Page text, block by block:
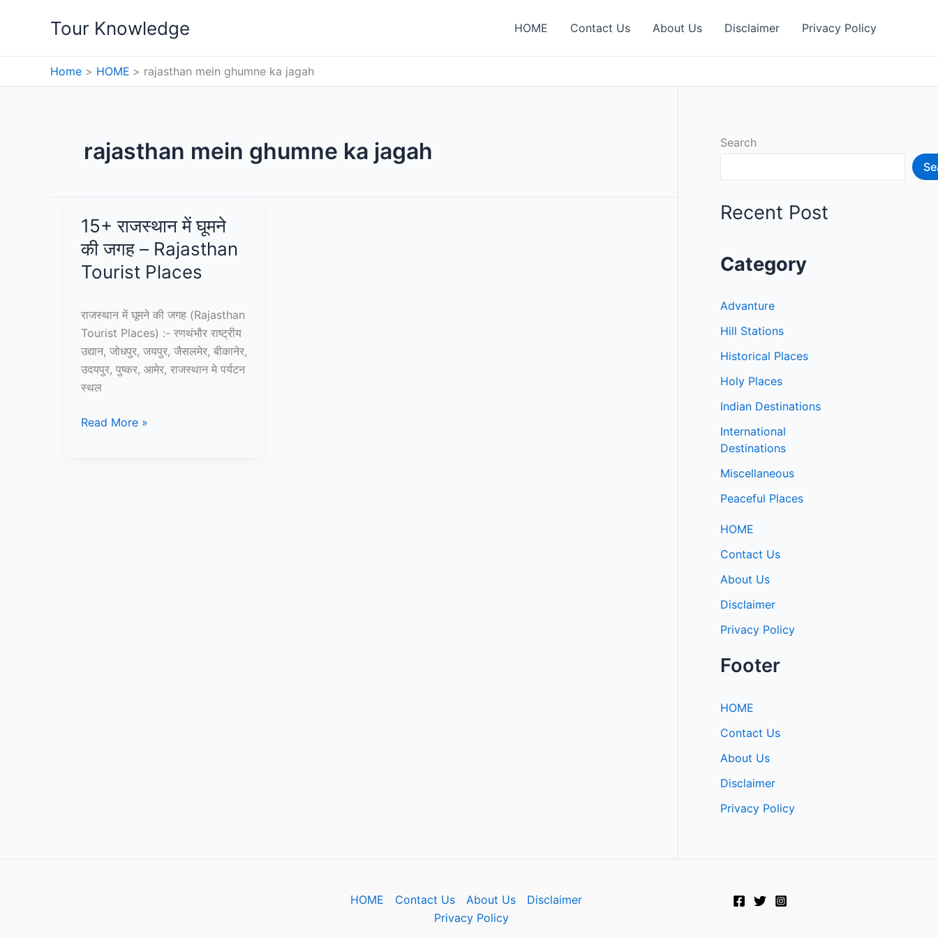
Tour Knowledge HOME Contact Us About Us Disclaimer Privacy Policy
Home HOME rajasthan mein ghumne ka jagah
rajasthan mein ghumne ka jagah
15+ राजस्थान में घूमने
की जगह – Rajasthan
Tourist Places
राजस्थान में घूमने की जगह (Rajasthan
Tourist Places) :- रणथंभौर राष्ट्रीय
उद्यान, जोधपुर, जयपुर, जैसलमेर, बीकानेर,
उदयपुर, पुष्कर, आमेर, राजस्थान मे पर्यटन
स्थल
15+
Read More »
Search
Recent Post
Category
Advanture
Hill Stations
Historical Places
Holy Places
Indian Destinations
International
Destinations
Miscellaneous
Peaceful Places
HOME
Contact Us
About Us
Disclaimer
Privacy Policy
Footer
HOME
Contact Us
About Us
Disclaimer
Privacy Policy
HOME Contact Us About Us
Disclaimer
Privacy Policy